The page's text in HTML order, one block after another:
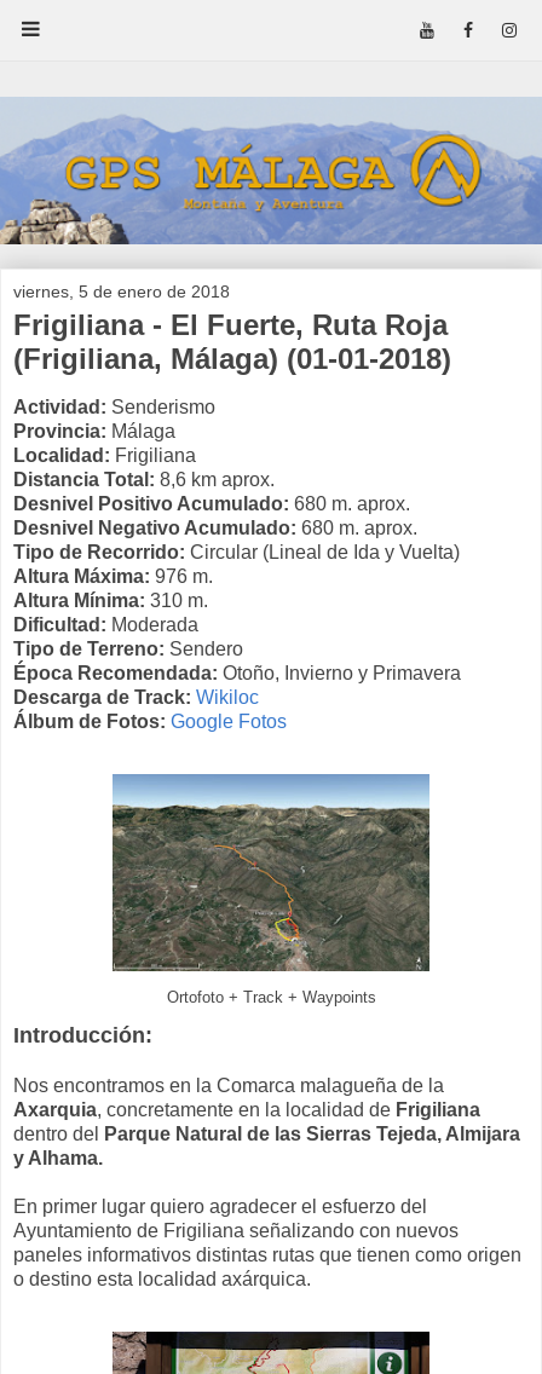
viernes, 5 de enero de 2018
Frigiliana - El Fuerte, Ruta Roja
(Frigiliana, Málaga) (01-01-2018)
Actividad: Senderismo
Provincia: Málaga
Localidad: Frigiliana
Distancia Total: 8,6 km aprox.
Desnivel Positivo Acumulado: 680 m. aprox.
Desnivel Negativo Acumulado: 680 m. aprox.
Tipo de Recorrido: Circular (Lineal de Ida y Vuelta)
Altura Máxima: 976 m.
Altura Mínima: 310 m.
Dificultad: Moderada
Tipo de Terreno: Sendero
Época Recomendada: Otoño, Invierno y Primavera
Descarga de Track: Wikiloc
Álbum de Fotos: Google Fotos
Ortofoto + Track + Waypoints
Introducción:
Nos encontramos en la Comarca malagueña de la
Axarquia, concretamente en la localidad de Frigiliana
dentro del
Parque Natural de las Sierras Tejeda, Almijara
y Alhama.
En primer lugar quiero agradecer el esfuerzo del
Ayuntamiento de Frigiliana señalizando con nuevos
paneles informativos distintas rutas que tienen como origen
o destino esta localidad axárquica.